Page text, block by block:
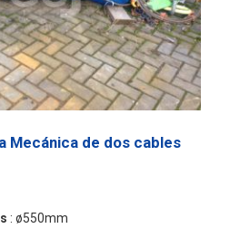
Mecánica de dos cables
: ø550mm